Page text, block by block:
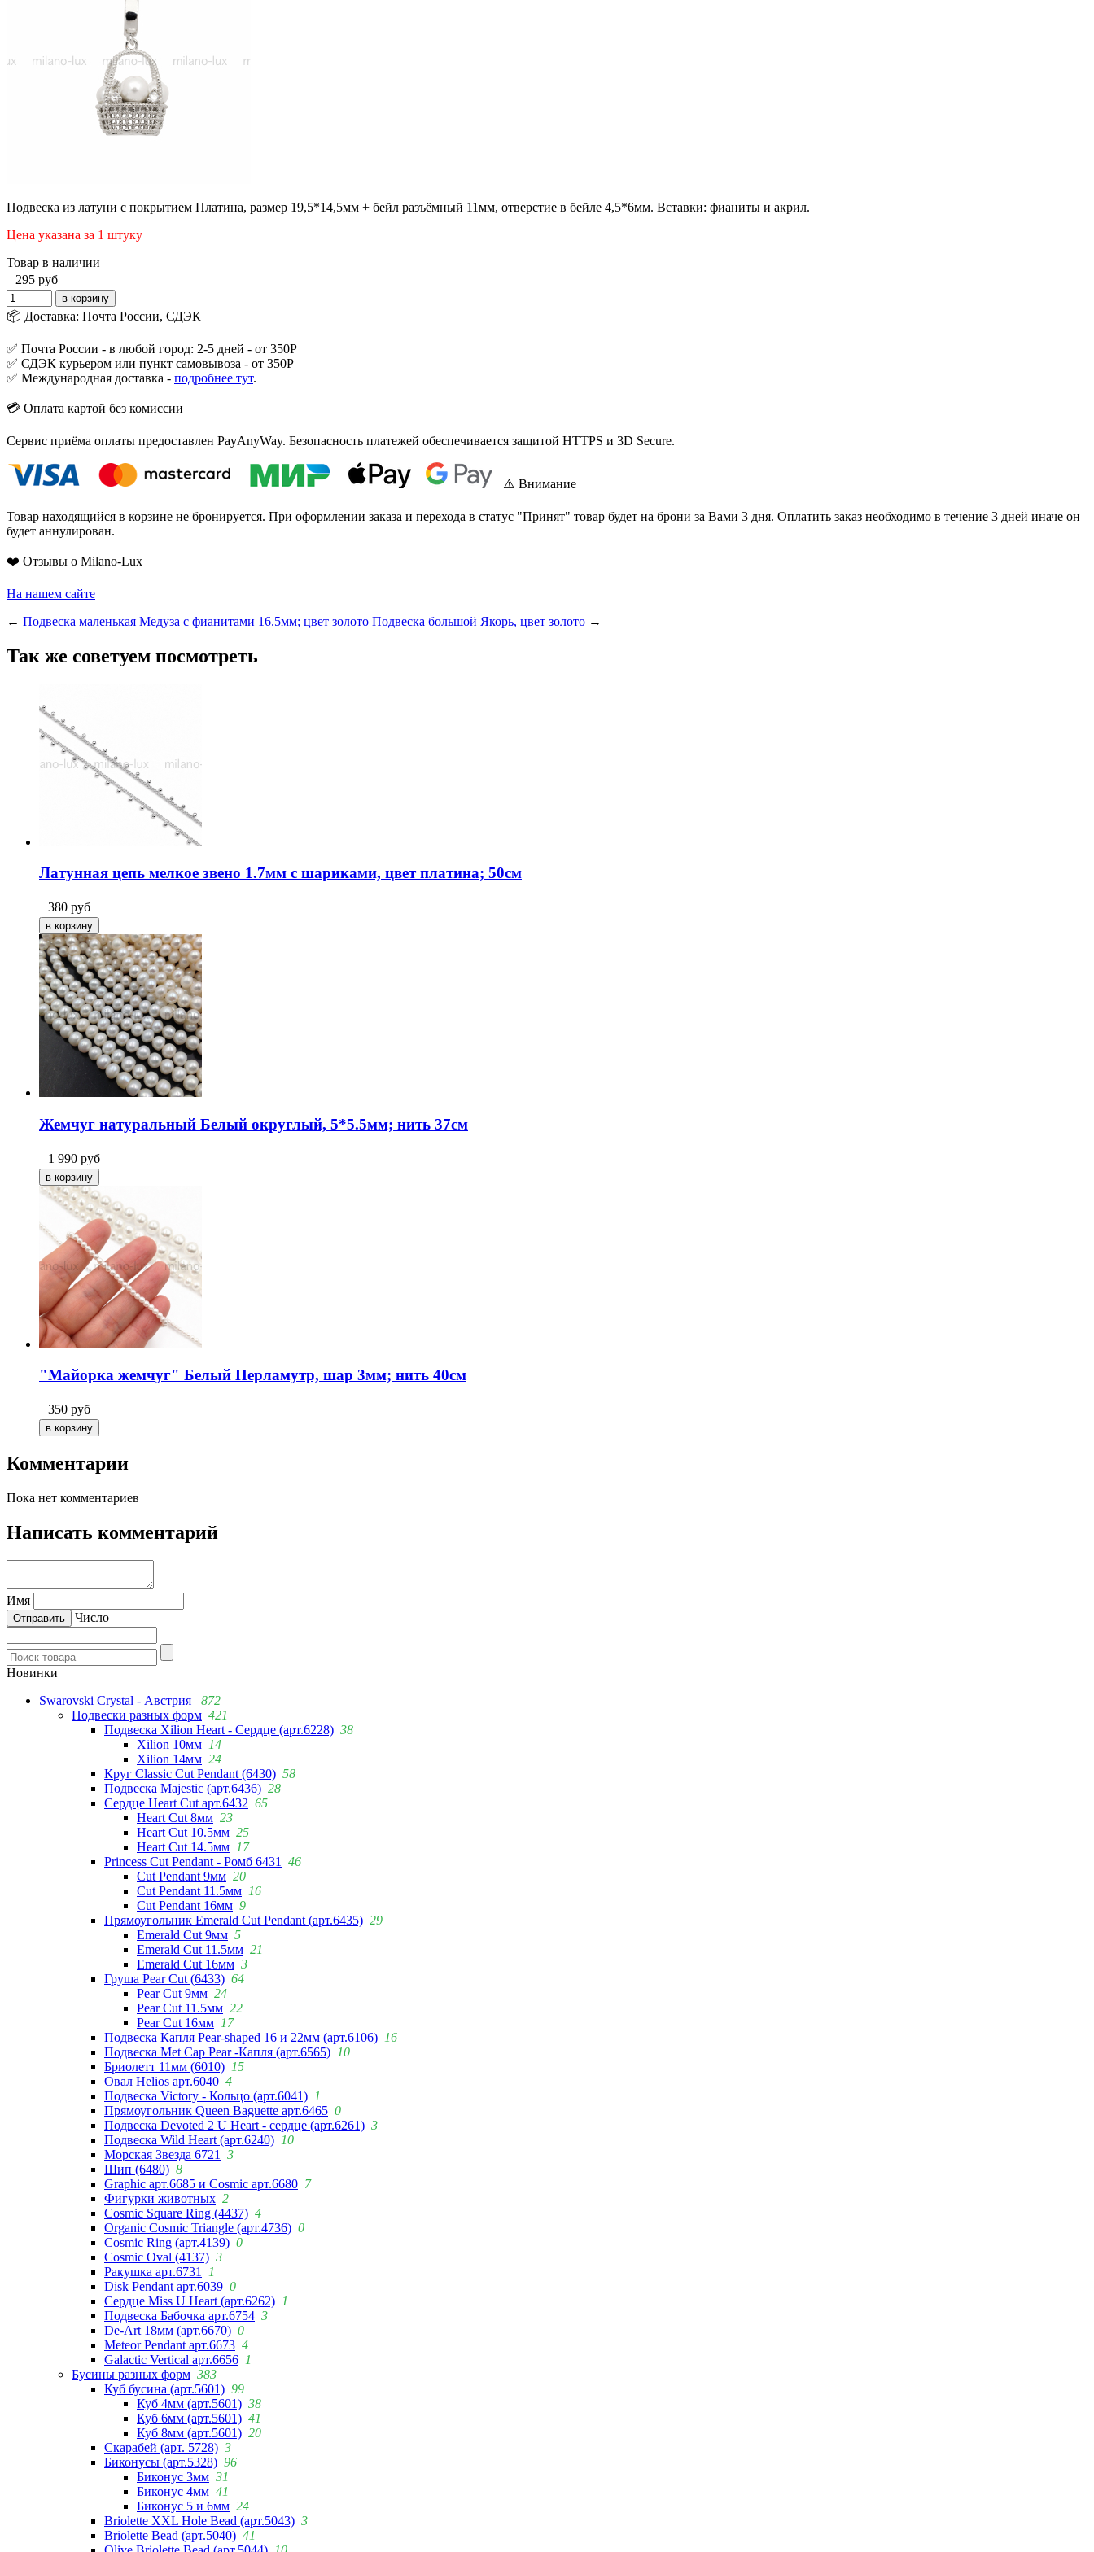
Подвеска из латуни с покрытием Платина, размер 19,5*14,5мм + бейл разъёмный 11мм, отверстие в бейле 4,5*6мм. Вставки: фианиты и акрил.
Цена указана за 1 штуку
Товар в наличии
295 руб
📦 Доставка: Почта России, СДЭК
✅ Почта России - в любой город: 2-5 дней - от 350Р
✅ СДЭК курьером или пункт самовывоза - от 350Р
✅ Международная доставка - подробнее тут.
💳 Оплата картой без комиссии
Сервис приёма оплаты предоставлен PayAnyWay. Безопасность платежей обеспечивается защитой HTTPS и 3D Secure.
⚠️ Внимание
Товар находящийся в корзине не бронируется. При оформлении заказа и перехода в статус "Принят" товар будет на брони за Вами 3 дня. Оплатить заказ необходимо в течение 3 дней иначе он
будет аннулирован.
❤️ Отзывы о Milano-Lux
На нашем сайте
← Подвеска маленькая Медуза с фианитами 16.5мм; цвет золото Подвеска большой Якорь, цвет золото →
Так же советуем посмотреть
Латунная цепь мелкое звено 1.7мм с шариками, цвет платина; 50см
380 руб
Жемчуг натуральный Белый округлый, 5*5.5мм; нить 37см
1 990 руб
"Майорка жемчуг" Белый Перламутр, шар 3мм; нить 40см
350 руб
Комментарии
Пока нет комментариев
Написать комментарий
Имя
Число
Новинки
Swarovski Crystal - Австрия
872
Подвески разных форм 421
Подвеска Xilion Heart - Сердце (арт.6228) 38
Xilion 10мм 14
Xilion 14мм 24
Круг Classic Cut Pendant (6430) 58
Подвеска Majestic (арт.6436) 28
Сердце Heart Cut арт.6432 65
Heart Cut 8мм 23
Heart Cut 10.5мм 25
Heart Cut 14.5мм 17
Princess Cut Pendant - Ромб 6431
46
Cut Pendant 9мм 20
Cut Pendant 11.5мм 16
Cut Pendant 16мм 9
Прямоугольник Emerald Cut Pendant (арт.6435) 29
Emerald Cut 9мм 5
Emerald Cut 11.5мм 21
Emerald Cut 16мм 3
Груша Pear Cut (6433) 64
Pear Cut 9мм 24
Pear Cut 11.5мм 22
Pear Cut 16мм 17
Подвеска Капля Pear-shaped 16 и 22мм (арт.6106) 16
Подвеска Met Cap Pear -Капля (арт.6565) 10
Бриолетт 11мм (6010) 15
Овал Helios арт.6040 4
Подвеска Victory - Кольцо (арт.6041) 1
Прямоугольник Queen Baguette арт.6465 0
Подвеска Devoted 2 U Heart - сердце (арт.6261) 3
Подвеска Wild Heart (арт.6240) 10
Морская Звезда 6721
3
Шип (6480) 8
Graphic арт.6685 и Cosmic арт.6680 7
Фигурки животных 2
Cosmic Square Ring (4437) 4
Organic Cosmic Triangle (арт.4736) 0
Cosmic Ring (арт.4139) 0
Cosmic Oval (4137) 3
Ракушка арт.6731
1
Disk Pendant арт.6039 0
Сердце Miss U Heart (арт.6262) 1
Подвеска Бабочка арт.6754 3
De-Art 18мм (арт.6670) 0
Meteor Pendant арт.6673 4
Galactic Vertical арт.6656 1
Бусины разных форм 383
Куб бусина (арт.5601) 99
Куб 4мм (арт.5601) 38
Куб 6мм (арт.5601) 41
Куб 8мм (арт.5601) 20
Скарабей (арт. 5728) 3
Биконусы (арт.5328) 96
Биконус 3мм 31
Биконус 4мм 41
Биконус 5 и 6мм 24
Briolette XXL Hole Bead (арт.5043) 3
Briolette Bead (арт.5040) 41